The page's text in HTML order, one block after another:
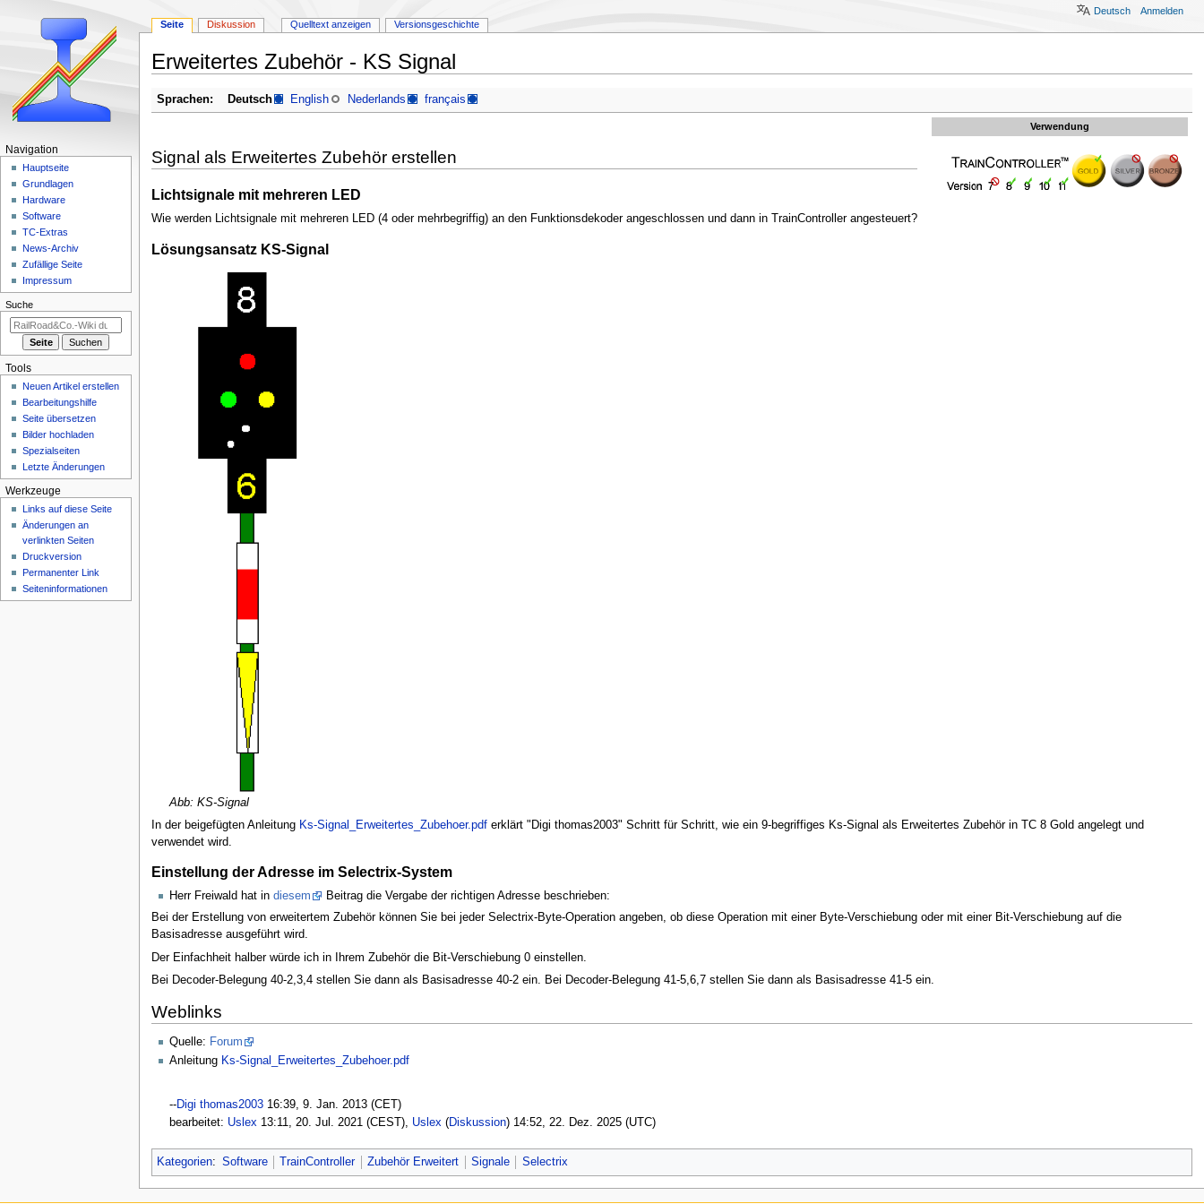
Erweitertes Zubehör - KS Signal
Zur
Navigation
Zur
Suche
Sprachen: Deutsch English Nederlands français
Verwendung
Signal als Erweitertes Zubehör erstellen
Lichtsignale mit mehreren LED
Wie werden Lichtsignale mit mehreren LED (4 oder mehrbegriffig) an den Funktionsdekoder angeschlossen und dann in TrainController angesteuert?
Lösungsansatz KS-Signal
Abb: KS-Signal
In der beigefügten Anleitung Ks-Signal_Erweitertes_Zubehoer.pdferklärt "Digi thomas2003" Schritt für Schritt, wie ein 9-begriffiges Ks-Signal als Erweitertes Zubehör in TC 8 Gold angelegt und
verwendet wird.
Einstellung der Adresse im Selectrix-System
Herr Freiwald hat in diesem
Beitrag die Vergabe der richtigen Adresse beschrieben:
Bei der Erstellung von erweitertem Zubehör können Sie bei jeder Selectrix-Byte-Operation angeben, ob diese Operation mit einer Byte-Verschiebung oder mit einer Bit-Verschiebung auf die
Basisadresse ausgeführt wird.
Der Einfachheit halber würde ich in Ihrem Zubehör die Bit-Verschiebung 0 einstellen.
Bei Decoder-Belegung 40-2,3,4 stellen Sie dann als Basisadresse 40-2 ein. Bei Decoder-Belegung 41-5,6,7 stellen Sie dann als Basisadresse 41-5 ein.
Weblinks
Quelle: Forum
Anleitung Ks-Signal_Erweitertes_Zubehoer.pdf
--Digi thomas200316:39, 9. Jan. 2013 (CET)
bearbeitet: Uslex13:11, 20. Jul. 2021 (CEST), Uslex(Diskussion) 14:52, 22. Dez. 2025 (UTC)
Kategorien: Software TrainController Zubehör Erweitert Signale Selectrix
N
i
o
m
Seite Diskussion Quelltext anzeigen Versionsgeschichte
Deutsch Anmelden
Navigation
Hauptseite
Grundlagen
Hardware
Software
TC-Extras
News-Archiv
Zufällige Seite
Impressum
Suche
Tools
Neuen Artikel erstellen
Bearbeitungshilfe
Seite übersetzen
Bilder hochladen
Spezialseiten
Letzte Änderungen
Werkzeuge
Links auf diese Seite
Änderungen an
verlinkten Seiten
Druckversion
Permanenter Link
Seiten­­informationen